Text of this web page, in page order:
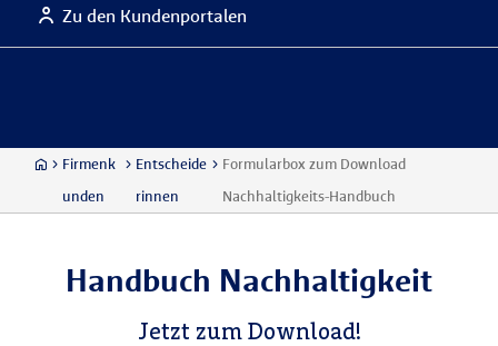
Zu den Kundenportalen
Firmenk
unden
Entscheide
rinnen
Formularbox zum Download
Nachhaltigkeits-Handbuch
Handbuch Nachhaltigkeit
Jetzt zum Download!